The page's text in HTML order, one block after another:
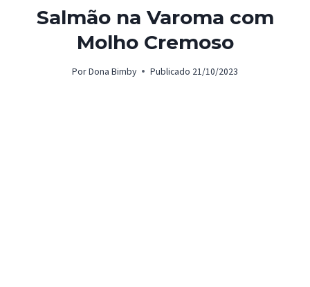
Salmão na Varoma com
Molho Cremoso
Por Dona Bimby Publicado 21/10/2023